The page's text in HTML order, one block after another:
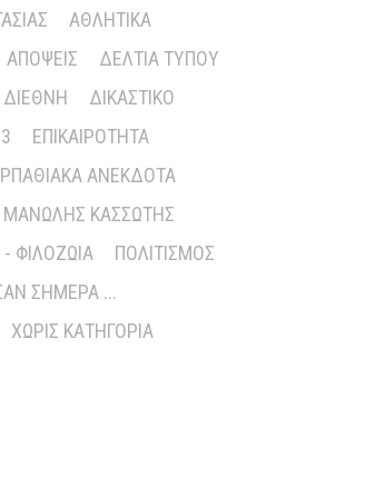
ΑΘΛΗΤΙΚΆ
ΑΠΌΨΕΙΣ
ΔΕΛΤΊΑ ΤΎΠΟΥ
ΔΙΕΘΝΉ
ΔΙΚΑΣΤΙΚΌ
ΕΠΙΚΑΙΡΌΤΗΤΑ
ΑΝΈΚΔΟΤΑ
ΜΑΝΏΛΗΣ ΚΑΣΣΏΤΗΣ
ΦΙΛΟΖΩΊΑ
ΠΟΛΙΤΙΣΜΌΣ
ΣΉΜΕΡΑ ...
ΧΩΡΊΣ ΚΑΤΗΓΟΡΊΑ